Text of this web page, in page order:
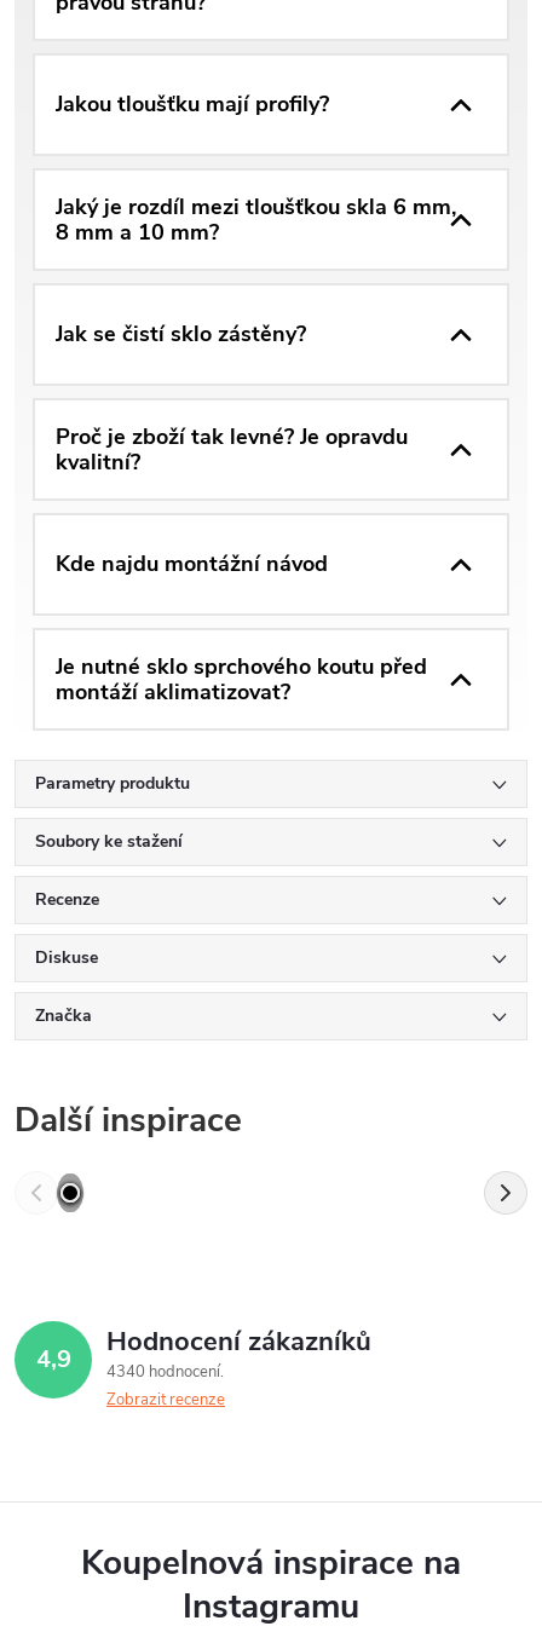
Jakou tloušťku mají profily?
Jaký je rozdíl mezi tloušťkou skla 6 mm,
8 mm a 10 mm?
Jak se čistí sklo zástěny?
Proč je zboží tak levné? Je opravdu
kvalitní?
Kde najdu montážní návod
Je nutné sklo sprchového koutu před
montáží aklimatizovat?
Parametry produktu
Soubory ke stažení
Recenze
Diskuse
Značka
Další inspirace
4,9 Hodnocení zákazníků
4340 hodnocení
Zobrazit recenze
Koupelnová inspirace na
Instagramu